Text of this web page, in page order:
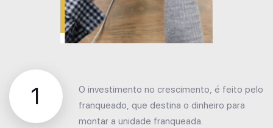
1
O investimento no crescimento, é feito pelo
franqueado, que destina o dinheiro para
montar a unidade franqueada.